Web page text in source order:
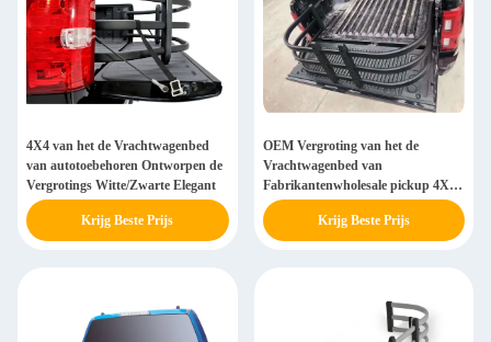
4X4 van het de Vrachtwagenbed
van autotoebehoren Ontworpen de
Vergrotings Witte/Zwarte Elegant
Krijg Beste Prijs
OEM Vergroting van het de
Vrachtwagenbed van
Fabrikantenwholesale pickup 4X4
de Universele voor F-150 Tacoma
Toendra Dodge D-Maximum Ram
Hilux
Krijg Beste Prijs